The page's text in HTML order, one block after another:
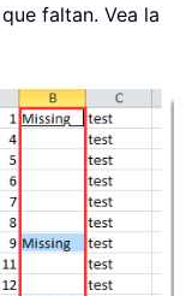
faltan. Vea la